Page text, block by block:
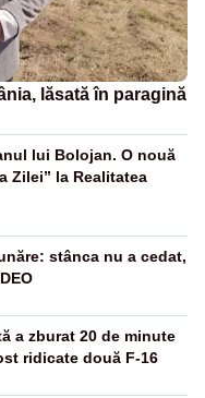
lăsată în paragină
lui Bolojan. O nouă
Zilei” la Realitatea
stânca nu a cedat,
a zburat 20 de minute
ridicate două F-16